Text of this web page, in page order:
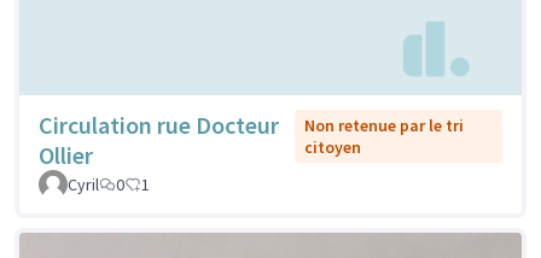
Circulation rue Docteur
Ollier
Non retenue par le tri
citoyen
Cyril
0 1